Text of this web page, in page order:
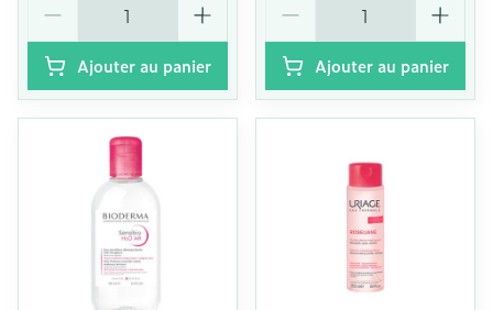
Ajouter au panier Ajouter au panier